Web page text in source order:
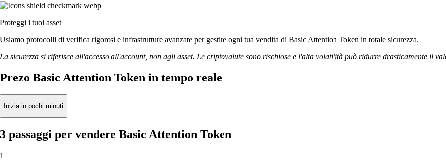
Proteggi i tuoi asset
Usiamo protocolli di verifica rigorosi e infrastrutture avanzate per gestire ogni tua vendita di Basic Attention Token in totale sicurezza.
La sicurezza si riferisce all'accesso all'account, non agli asset. Le criptovalute sono rischiose e l'alta volatilità può ridurre drasticamente il
Prezo Basic Attention Token in tempo reale
Inizia in pochi minuti
3 passaggi per vendere Basic Attention Token
1